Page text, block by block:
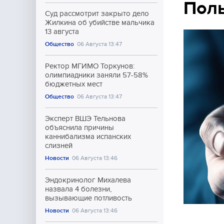
Суд рассмотрит закрыто дело
Жилкина об убийстве мальчика
13 августа
Общество 06 Августа 13:47
Ректор МГИМО Торкунов:
олимпиадники заняли 57-58%
бюджетных мест
Общество 06 Августа 13:47
Эксперт ВШЭ Тельнова
объяснила причины
каннибализма испанских
слизней
Новости 06 Августа 13:46
Эндокринолог Михалева
назвала 4 болезни,
вызывающие потливость
Новости 06 Августа 13:46